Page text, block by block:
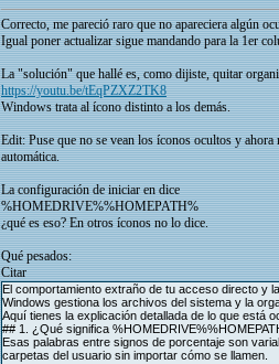
Correcto, me pareció raro que no apareciera algún
Igual poner actualizar sigue mandando para la 1er
La "solución" que hallé es, como dijiste, quitar
https://youtu.be/tEqPZXZ2TK8
Windows trata al ícono distinto a los demás.
Edit: Puse que no se vean los íconos ocultos y
automática.
La configuración de iniciar en dice
%HOMEDRIVE%%HOMEPATH%
¿qué es eso? En otros íconos no lo dice.
Qué pesados:
Citar
El comportamiento extraño de tu acceso directo y
Windows gestiona los archivos del sistema y la
Aquí tienes la explicación detallada de lo que está
## 1. ¿Qué significa
Esas palabras entre signos de porcentaje son
carpetas del usuario sin importar cómo se llamen.